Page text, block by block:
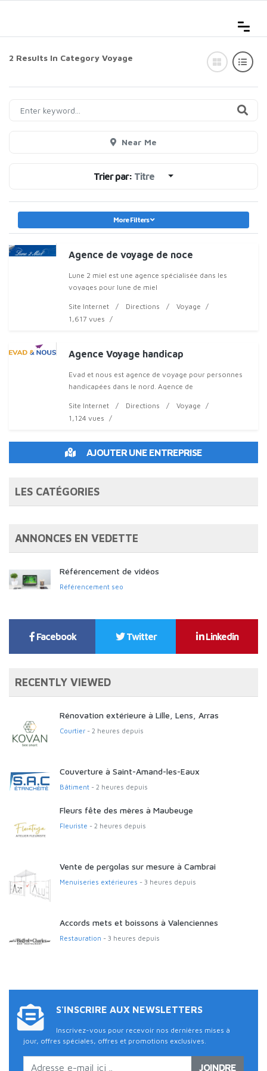
2 Results In Category Voyage
Near Me
Trier par: Titre
More Filters
Agence de voyage de noce
Lune 2 miel est une agence spécialisée dans les
voyages pour lune de miel
Site Internet Directions
Voyage
1,617 vues
Agence Voyage handicap
Evad et nous est agence de voyage pour personnes
handicapées dans le nord. Agence de
Site Internet Directions
Voyage
1,124 vues
AJOUTER UNE ENTREPRISE
LES CATÉGORIES
ANNONCES EN VEDETTE
Référencement de vidéos
Référencement seo
Facebook Twitter Linkedin
RECENTLY VIEWED
Rénovation extérieure à Lille, Lens, Arras
Courtier- 2 heures depuis
Couverture à Saint-Amand-les-Eaux
Bâtiment- 2 heures depuis
Fleurs fête des mères à Maubeuge
Fleuriste - 2 heures depuis
Vente de pergolas sur mesure à Cambrai
Menuiseries extérieures - 3 heures depuis
Accords mets et boissons à Valenciennes
Restauration - 3 heures depuis
S'INSCRIRE AUX NEWSLETTERS
Inscrivez-vous pour recevoir nos dernières mises à
jour, offres spéciales, offres et promotions exclusives.
JOINDRE